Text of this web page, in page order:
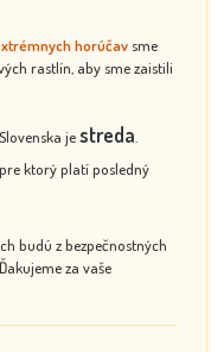
horúčav sme
rastlín, aby sme zaistili
jestreda
, pre ktorý platí posledný
budú z bezpečnostných
za vaše